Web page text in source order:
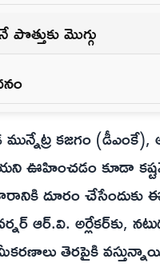
మొగ్గు
కజగం (డీఎంకే),
ఊహించడం కూడా
దూరం చేసేందుకు
ఆర్.వి. అర్లేకర్‌కు,
తెరపైకి